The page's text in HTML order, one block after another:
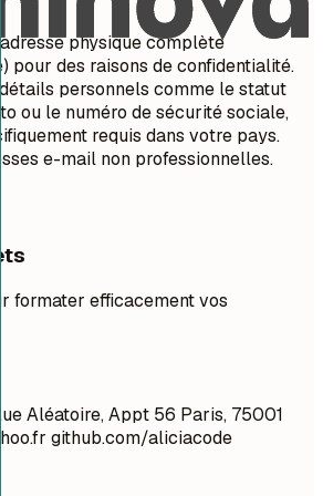
physique complète
pour des raisons de confidentialité.
détails personnels comme le statut
ou le numéro de sécurité sociale,
requis dans votre pays.
e-mail non professionnelles.
formater efficacement vos
Aléatoire, Appt 56 Paris, 75001
github.com/aliciacode